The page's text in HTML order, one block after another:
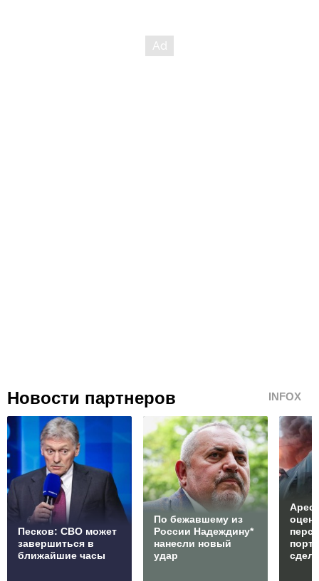
Новости партнеров INFOX
Песков: СВО может
завершиться в
ближайшие часы
По бежавшему из
России Надеждину*
нанесли новый
удар